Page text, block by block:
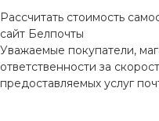
Рассчитать стоимость
сайт Белпочты
Уважаемые покупатели,
ответственности за
предоставляемых услуг